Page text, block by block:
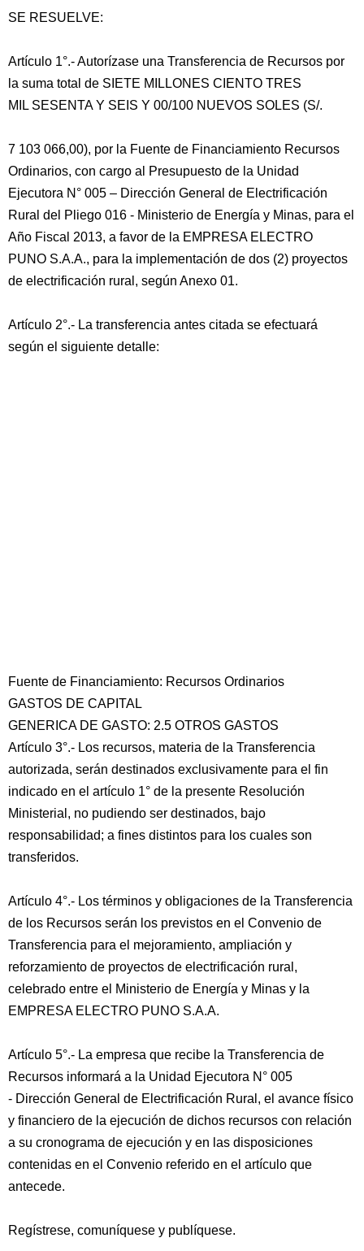
SE RESUELVE:
Artículo 1°.- Autorízase una Transferencia de Recursos por
la suma total de SIETE MILLONES CIENTO TRES
MIL SESENTA Y SEIS Y 00/100 NUEVOS SOLES (S/.
7 103 066,00), por la Fuente de Financiamiento Recursos
Ordinarios, con cargo al Presupuesto de la Unidad
Ejecutora N° 005 – Dirección General de Electrificación
Rural del Pliego 016 - Ministerio de Energía y Minas, para el
Año Fiscal 2013, a favor de la EMPRESA ELECTRO
PUNO S.A.A., para la implementación de dos (2) proyectos
de electrificación rural, según Anexo 01.
Artículo 2°.- La transferencia antes citada se efectuará
según el siguiente detalle:
Fuente de Financiamiento: Recursos Ordinarios
GASTOS DE CAPITAL
GENERICA DE GASTO: 2.5 OTROS GASTOS
Artículo 3°.- Los recursos, materia de la Transferencia
autorizada, serán destinados exclusivamente para el fin
indicado en el artículo 1° de la presente Resolución
Ministerial, no pudiendo ser destinados, bajo
responsabilidad; a fines distintos para los cuales son
transferidos.
Artículo 4°.- Los términos y obligaciones de la Transferencia
de los Recursos serán los previstos en el Convenio de
Transferencia para el mejoramiento, ampliación y
reforzamiento de proyectos de electrificación rural,
celebrado entre el Ministerio de Energía y Minas y la
EMPRESA ELECTRO PUNO S.A.A.
Artículo 5°.- La empresa que recibe la Transferencia de
Recursos informará a la Unidad Ejecutora N° 005
- Dirección General de Electrificación Rural, el avance físico
y financiero de la ejecución de dichos recursos con relación
a su cronograma de ejecución y en las disposiciones
contenidas en el Convenio referido en el artículo que
antecede.
Regístrese, comuníquese y publíquese.